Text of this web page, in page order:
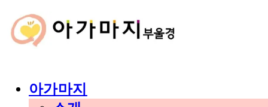
아가마지